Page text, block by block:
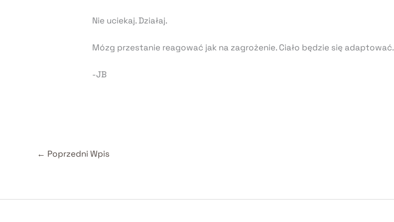
Nie uciekaj. Działaj.
Mózg przestanie reagować jak na zagrożenie. Ciało będzie się adaptować.
-JB
← Poprzedni Wpis